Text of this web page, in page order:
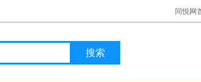
同悦网
搜索